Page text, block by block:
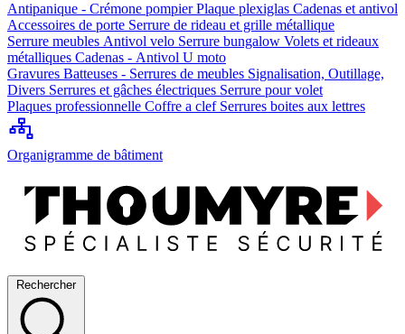
Antipanique - Crémone pompierPlaque plexiglas Cadenas et antivol
Accessoires de porte Serrure de rideau et grille métallique
Serrure meubles Antivol velo Serrure bungalow Volets et rideaux
métalliques Cadenas - Antivol U moto
Gravures Batteuses - Serrures de meubles Signalisation, Outillage,
Divers Serrures et gâches électriques Serrure pour volet
Plaques professionnelle Coffre a clef Serrures boites aux lettres
Organigramme de bâtiment
Rechercher